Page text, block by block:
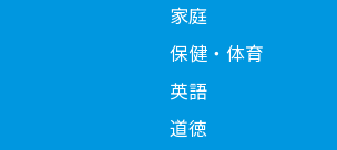
家庭
保健・体育
英語
道徳